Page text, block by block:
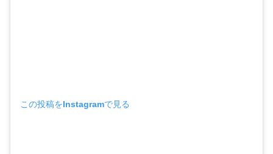
この投稿をInstagramで見る